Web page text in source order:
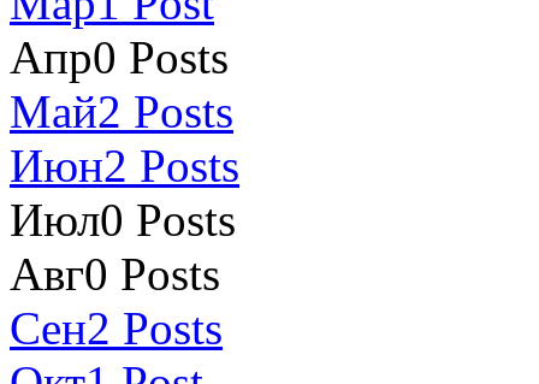
Апр0 Posts
Май2 Posts
Июн2 Posts
Июл0 Posts
Авг0 Posts
Сен2 Posts